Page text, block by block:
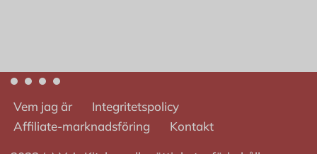
Vem jag är
Integritetspolicy
Affiliate-marknadsföring
Kontakt